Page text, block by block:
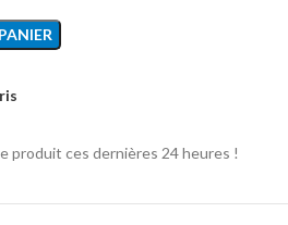
produit ces dernières 24 heures !